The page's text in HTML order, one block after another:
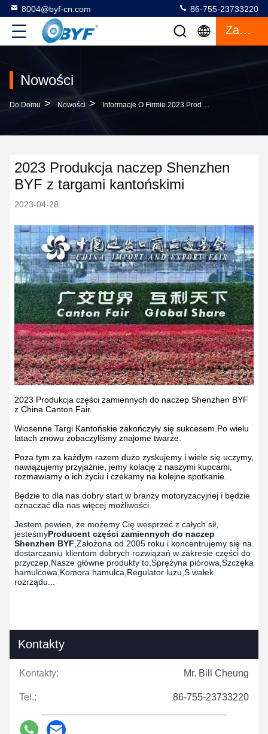
8004@byf-cn.com 86-755-23733220
Zacytować
Nowości
Do Domu > Nowości > Informacje O Firmie 2023 Produkcja Naczep Shenzhen BYF Z Targami Kantońskimi
2023 Produkcja naczep Shenzhen
BYF z targami kantońskimi
2023-04-28
2023 Produkcja części zamiennych do naczep Shenzhen BYF
z China Canton Fair.
Wiosenne Targi Kantońskie zakończyły się sukcesem.Po wielu
latach znowu zobaczyliśmy znajome twarze.
Poza tym za każdym razem dużo zyskujemy i wiele się uczymy,
nawiązujemy przyjaźnie, jemy kolację z naszymi kupcami,
rozmawiamy o ich życiu i czekamy na kolejne spotkanie.
Będzie to dla nas dobry start w branży motoryzacyjnej i będzie
oznaczać dla nas więcej możliwości.
Jestem pewien, że możemy Cię wesprzeć z całych sił,
jesteśmyProducent części zamiennych do naczep
Shenzhen BYF ,Założona od 2005 roku i koncentrujemy się na
dostarczaniu klientom dobrych rozwiązań w zakresie części do
przyczep,Nasze główne produkty to,Sprężyna piórowa,Szczęka
hamulcowa,Komora hamulca,Regulator luzu,S wałek
rozrządu...
Kontakty
Kontakty: Mr. Bill Cheung
Tel.: 86-755-23733220